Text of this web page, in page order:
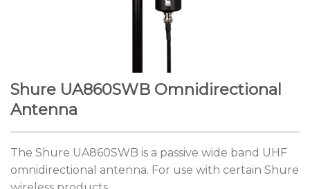
Shure UA860SWB Omnidirectional
Antenna
The Shure UA860SWB is a passive wide band UHF
omnidirectional antenna. For use with certain Shure